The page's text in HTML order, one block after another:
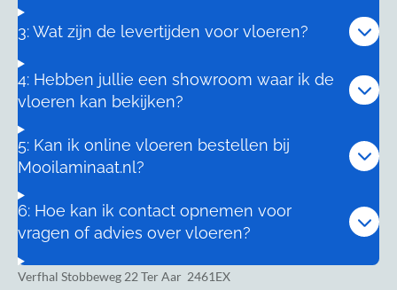
3: Wat zijn de levertijden voor vloeren?
4: Hebben jullie een showroom waar ik de
vloeren kan bekijken?
5: Kan ik online vloeren bestellen bij
Mooilaminaat.nl?
6: Hoe kan ik contact opnemen voor
vragen of advies over vloeren?
Verfhal Stobbeweg 22 Ter Aar 2461EX